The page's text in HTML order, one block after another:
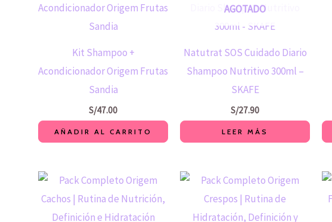
Kit Shampoo +
Acondicionador Origem Frutas
Sandia
S/47.00
AÑADIR AL CARRITO
AGOTADO
Natutrat SOS Cuidado Diario
Shampoo Nutritivo 300ml –
SKAFE
S/27.90
LEER MÁS